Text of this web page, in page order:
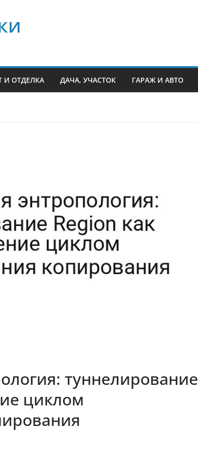
И ОТДЕЛКА ДАЧА, УЧАСТОК ГАРАЖ И АВТО
туннелирование
циклом